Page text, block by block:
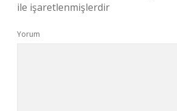
ile işaretlenmişlerdir
Yorum